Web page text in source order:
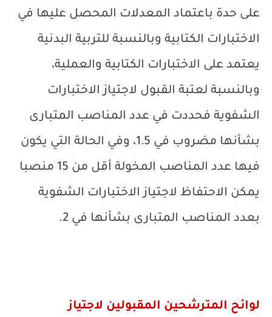
على حدة باعتماد المعدلات المحصل عليها في
الاختبارات الكتابية وبالنسبة للتربية البدنية
يعتمد على الاختبارات الكتابية والعملية،
وبالنسبة لعتبة القبول لاجتياز الاختبارات
الشفوية فحددت في عدد المناصب المتبارى
بشأنها مضروب في 1.5، وفي الحالة التي يكون
فيها عدد المناصب المخولة أقل من 15 منصبا
يمكن الاحتفاظ لاجتياز الاختبارات الشفوية
بعدد المناصب المتبارى بشأنها في 2.
لوائح المترشحين المقبولين لاجتياز